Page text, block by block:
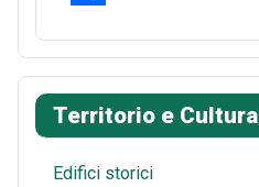
o
k
r
e
s
t
i
t
t
s
A
p
a
i
l
h
a
r
e
Territorio e Cultura
Edifici storici